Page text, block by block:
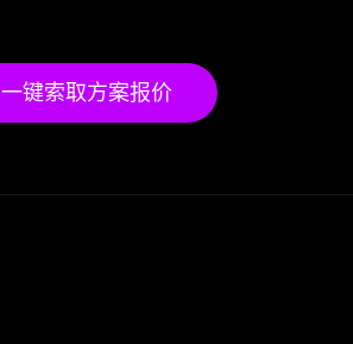
一键索取方案报价